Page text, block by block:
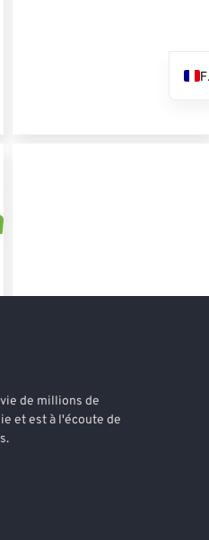
de millions de
et est à l'écoute de